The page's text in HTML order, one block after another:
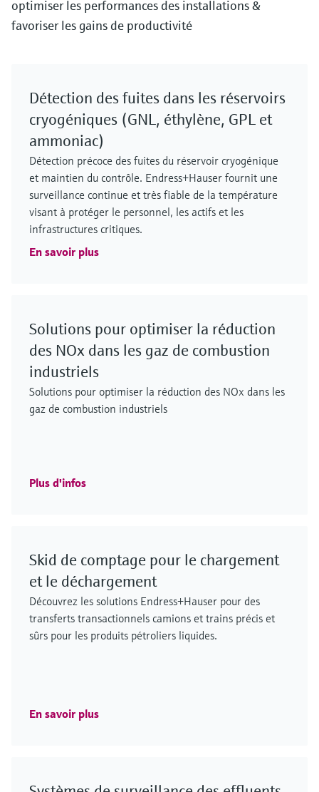
optimiser les performances des installations &
favoriser les gains de productivité
Détection des fuites dans les réservoirs
cryogéniques (GNL, éthylène, GPL et
ammoniac)
Détection précoce des fuites du réservoir cryogénique
et maintien du contrôle. Endress+Hauser fournit une
surveillance continue et très fiable de la température
visant à protéger le personnel, les actifs et les
infrastructures critiques.
En savoir plus
Solutions pour optimiser la réduction
des NOx dans les gaz de combustion
industriels
Solutions pour optimiser la réduction des NOx dans les
gaz de combustion industriels
Plus d'infos
Skid de comptage pour le chargement
et le déchargement
Découvrez les solutions Endress+Hauser pour des
transferts transactionnels camions et trains précis et
sûrs pour les produits pétroliers liquides.
En savoir plus